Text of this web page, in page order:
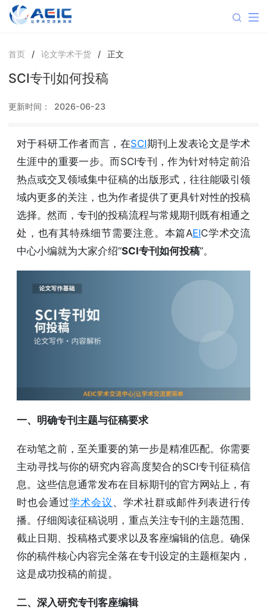
首页 / 论文学术干货 / 正文
SCI专刊如何投稿
更新时间： 2026-06-23
对于科研工作者而言，在SCI期刊上发表论文是学术
生涯中的重要一步。而SCI专刊，作为针对特定前沿
热点或交叉领域集中征稿的出版形式，往往能吸引领
域内更多的关注，也为作者提供了更具针对性的投稿
选择。然而，专刊的投稿流程与常规期刊既有相通之
处，也有其特殊细节需要注意。本篇AEIC学术交流
中心小编就为大家介绍“SCI专刊如何投稿”。
一、明确专刊主题与征稿要求
在动笔之前，至关重要的第一步是精准匹配。你需要
主动寻找与你的研究内容高度契合的SCI专刊征稿信
息。这些信息通常发布在目标期刊的官方网站上，有
时也会通过学术会议 、学术社群或邮件列表进行传
播。仔细阅读征稿说明，重点关注专刊的主题范围、
截止日期、投稿格式要求以及客座编辑的信息。确保
你的稿件核心内容完全落在专刊设定的主题框架内，
这是成功投稿的前提。
二、深入研究专刊客座编辑